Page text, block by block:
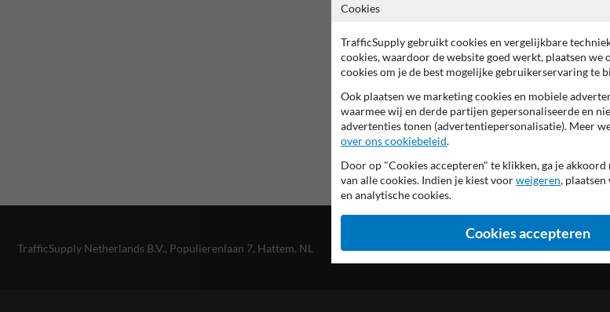
TrafficSupply Netherlands B.V., Populierenlaan 7, Hattem, NL
Cookies
TrafficSupply gebruikt cookies en vergelijkbare
cookies, waardoor de website goed werkt, plaatsen we
cookies om je de best mogelijke gebruikerservaring te
Ook plaatsen we marketing cookies en mobiele
waarmee wij en derde partijen gepersonaliseerde en
advertenties tonen (advertentiepersonalisatie). Meer
over ons cookiebeleid.
Door op "Cookies accepteren" te klikken, ga je
van alle cookies. Indien je kiest voorweigeren,
en analytische cookies.
Cookies accepteren